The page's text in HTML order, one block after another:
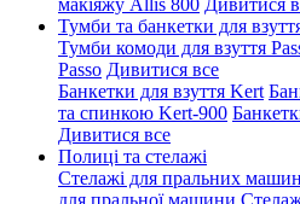
макіяжу Allis 800 Дивитися
Тумби та банкетки для
Тумби комоди для взуття
Passo Дивитися все
Банкетки для взуття Kert
та спинкою Kert-900
Дивитися все
Полиці та стелажі
Стелажі для пральних
для пральної машини